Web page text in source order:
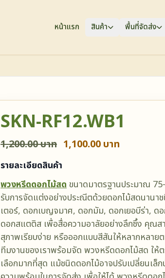
หน้าแรก สินค้า พื้นที่จัดส่ง
SKN-RF12.WB1
1,200.00 บาท 1,100.00 บาท
รายละเอียดสินค้า
พวงหรีดดอกไม้สดขนาดมาตรฐานประมาณ
รับการจัดแต่งอย่างประณีตด้วยดอกไม้สดนานา
เตอร์, ดอกเบญจมาศ, ดอกมัม, ดอกเยอบีร่า, ด
ดอกสแตติส เพื่อสื่อความอาลัยอย่างลึกซึ้ง คุณส
สุภาพเรียบง่าย หรือออกแบบสีสันให้หลากหลาย
ทีมงานของเราพร้อมจัด พวงหรีดดอกไม้สด ให้
เลือกมากที่สุด แม้ชนิดดอกไม้อาจปรับเปลี่ยนเล็